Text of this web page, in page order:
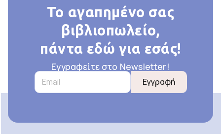
Το αγαπημένο σας
βιβλιοπωλείο,
πάντα εδώ για εσάς!
Εγγραφείτε στο Newsletter!
Εγγραφή